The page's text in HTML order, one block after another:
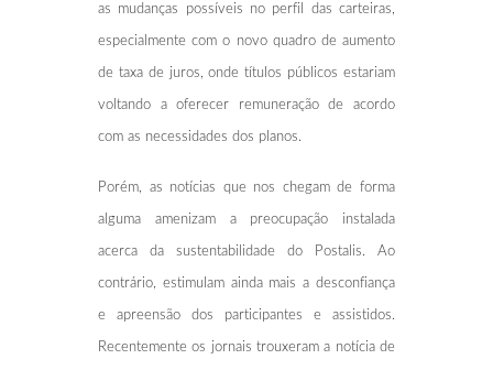
as mudanças possíveis no perfil das carteiras,
especialmente com o novo quadro de aumento
de taxa de juros, onde títulos públicos estariam
voltando a oferecer remuneração de acordo
com as necessidades dos planos.
Porém, as notícias que nos chegam de forma
alguma amenizam a preocupação instalada
acerca da sustentabilidade do Postalis. Ao
contrário, estimulam ainda mais a desconfiança
e apreensão dos participantes e assistidos.
Recentemente os jornais trouxeram a notícia de